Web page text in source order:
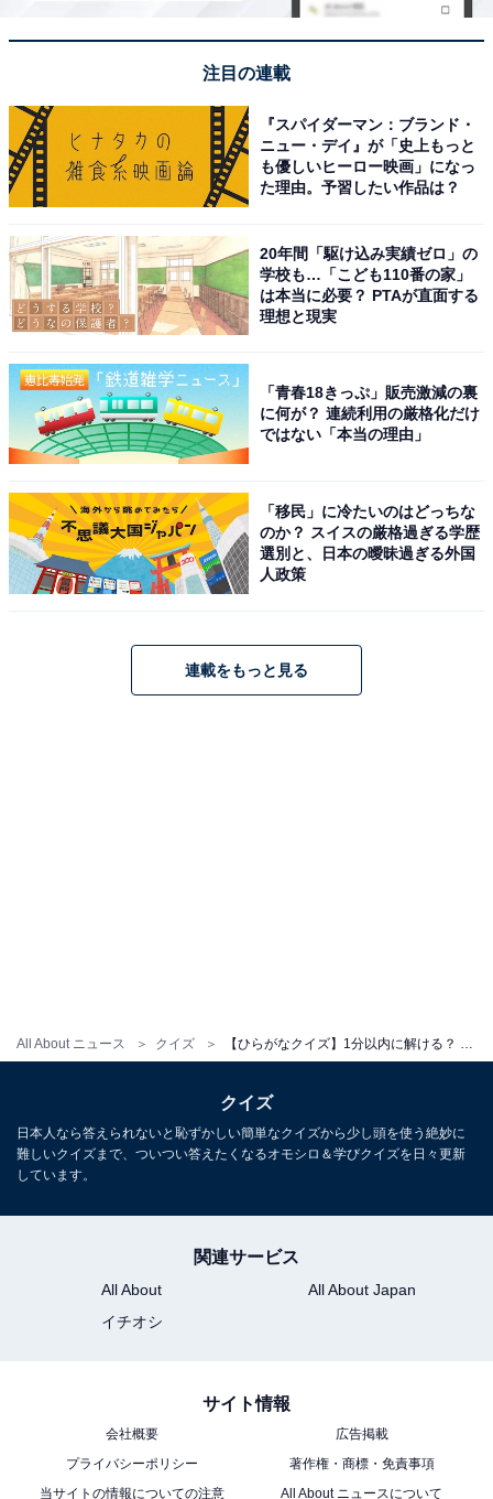
All About ニュース クイズ
注目の連載
『スパイダーマン：ブランド・
ニュー・デイ』が「史上もっと
も優しいヒーロー映画」になっ
た理由。予習したい作品は？
20年間「駆け込み実績ゼロ」の
学校も…「こども110番の家」
は本当に必要？ PTAが直面する
理想と現実
「青春18きっぷ」販売激減の裏
に何が？ 連続利用の厳格化だけ
ではない「本当の理由」
「移民」に冷たいのはどっちな
のか？ スイスの厳格過ぎる学歴
選別と、日本の曖昧過ぎる外国
人政策
連載をもっと見る
クイズ
日本人なら答えられないと恥ずかしい簡単なクイズから少し頭を使う絶妙に
難しいクイズまで、ついつい答えたくなるオモシロ＆学びクイズを日々更新
しています。
関連サービス
All About
All About Japan
イチオシ
サイト情報
会社概要
広告掲載
プライバシーポリシー
著作権・商標・免責事項
当サイトの情報についての注意
All About ニュースについて